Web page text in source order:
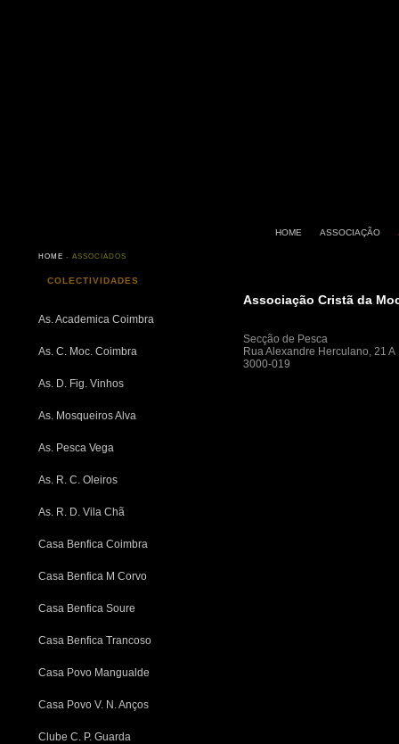
HOME ASSOCIAÇÃO
HOME - ASSOCIADOS
COLECTIVIDADES
As. Academica Coimbra
As. C. Moc. Coimbra
As. D. Fig. Vinhos
As. Mosqueiros Alva
As. Pesca Vega
As. R. C. Oleiros
As. R. D. Vila Chã
Casa Benfica Coimbra
Casa Benfica M Corvo
Casa Benfica Soure
Casa Benfica Trancoso
Casa Povo Mangualde
Casa Povo V. N. Anços
Clube C. P. Guarda
Associação Cristã da
Secção de Pesca
Rua Alexandre Herculano, 21 A
3000-019